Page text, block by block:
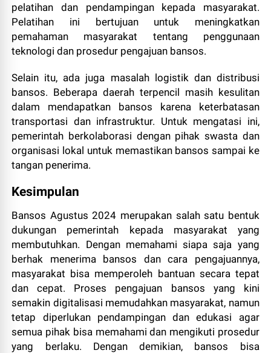
pelatihan dan pendampingan kepada masyarakat.
Pelatihan ini bertujuan untuk meningkatkan
pemahaman masyarakat tentang penggunaan
teknologi dan prosedur pengajuan bansos.
Selain itu, ada juga masalah logistik dan distribusi
bansos. Beberapa daerah terpencil masih kesulitan
dalam mendapatkan bansos karena keterbatasan
transportasi dan infrastruktur. Untuk mengatasi ini,
pemerintah berkolaborasi dengan pihak swasta dan
organisasi lokal untuk memastikan bansos sampai ke
tangan penerima.
Kesimpulan
Bansos Agustus 2024 merupakan salah satu bentuk
dukungan pemerintah kepada masyarakat yang
membutuhkan. Dengan memahami siapa saja yang
berhak menerima bansos dan cara pengajuannya,
masyarakat bisa memperoleh bantuan secara tepat
dan cepat. Proses pengajuan bansos yang kini
semakin digitalisasi memudahkan masyarakat, namun
tetap diperlukan pendampingan dan edukasi agar
semua pihak bisa memahami dan mengikuti prosedur
yang berlaku. Dengan demikian, bansos bisa